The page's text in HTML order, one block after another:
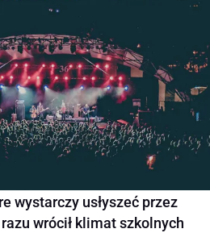
wystarczy usłyszeć przez
wrócił klimat szkolnych